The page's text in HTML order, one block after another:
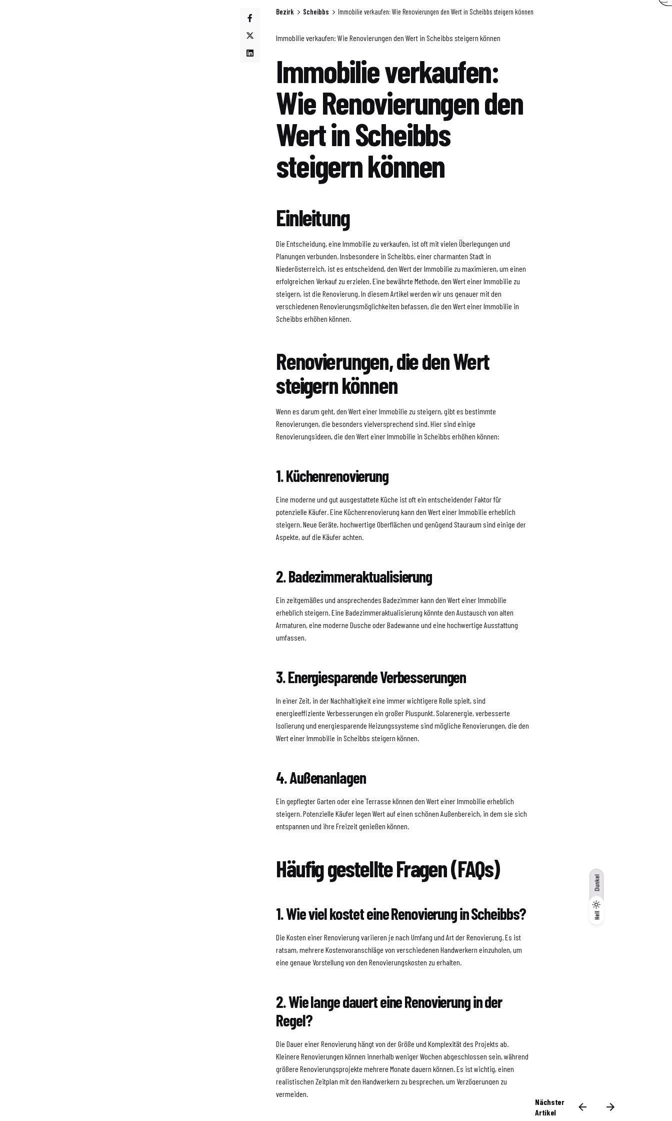
Hell
Dunkel
Hell
Dunkel
Bezirk Scheibbs Immobilie verkaufen: Wie Renovierungen den Wert in Scheibbs steigern können
Immobilie verkaufen: Wie Renovierungen den Wert in Scheibbs steigern können
Immobilie verkaufen:
Wie Renovierungen den
Wert in Scheibbs
steigern können
Einleitung
Die Entscheidung, eine Immobilie zu verkaufen, ist oft mit vielen Überlegungen und
Planungen verbunden. Insbesondere in Scheibbs, einer charmanten Stadt in
Niederösterreich, ist es entscheidend, den Wert der Immobilie zu maximieren, um einen
erfolgreichen Verkauf zu erzielen. Eine bewährte Methode, den Wert einer Immobilie zu
steigern, ist die Renovierung. In diesem Artikel werden wir uns genauer mit den
verschiedenen Renovierungsmöglichkeiten befassen, die den Wert einer Immobilie in
Scheibbs erhöhen können.
Renovierungen, die den Wert
steigern können
Wenn es darum geht, den Wert einer Immobilie zu steigern, gibt es bestimmte
Renovierungen, die besonders vielversprechend sind. Hier sind einige
Renovierungsideen, die den Wert einer Immobilie in Scheibbs erhöhen können:
1. Küchenrenovierung
Eine moderne und gut ausgestattete Küche ist oft ein entscheidender Faktor für
potenzielle Käufer. Eine Küchenrenovierung kann den Wert einer Immobilie erheblich
steigern. Neue Geräte, hochwertige Oberflächen und genügend Stauraum sind einige der
Aspekte, auf die Käufer achten.
2. Badezimmeraktualisierung
Ein zeitgemäßes und ansprechendes Badezimmer kann den Wert einer Immobilie
erheblich steigern. Eine Badezimmeraktualisierung könnte den Austausch von alten
Armaturen, eine moderne Dusche oder Badewanne und eine hochwertige Ausstattung
umfassen.
3. Energiesparende Verbesserungen
In einer Zeit, in der Nachhaltigkeit eine immer wichtigere Rolle spielt, sind
energieeffiziente Verbesserungen ein großer Pluspunkt. Solarenergie, verbesserte
Isolierung und energiesparende Heizungssysteme sind mögliche Renovierungen, die den
Wert einer Immobilie in Scheibbs steigern können.
4. Außenanlagen
Ein gepflegter Garten oder eine Terrasse können den Wert einer Immobilie erheblich
steigern. Potenzielle Käufer legen Wert auf einen schönen Außenbereich, in dem sie sich
entspannen und ihre Freizeit genießen können.
Häufig gestellte Fragen (FAQs)
1. Wie viel kostet eine Renovierung in Scheibbs?
Die Kosten einer Renovierung variieren je nach Umfang und Art der Renovierung. Es ist
ratsam, mehrere Kostenvoranschläge von verschiedenen Handwerkern einzuholen, um
eine genaue Vorstellung von den Renovierungskosten zu erhalten.
2. Wie lange dauert eine Renovierung in der
Regel?
Die Dauer einer Renovierung hängt von der Größe und Komplexität des Projekts ab.
Kleinere Renovierungen können innerhalb weniger Wochen abgeschlossen sein, während
größere Renovierungsprojekte mehrere Monate dauern können. Es ist wichtig, einen
realistischen Zeitplan mit den Handwerkern zu besprechen, um Verzögerungen zu
vermeiden.
Nächster
Artikel